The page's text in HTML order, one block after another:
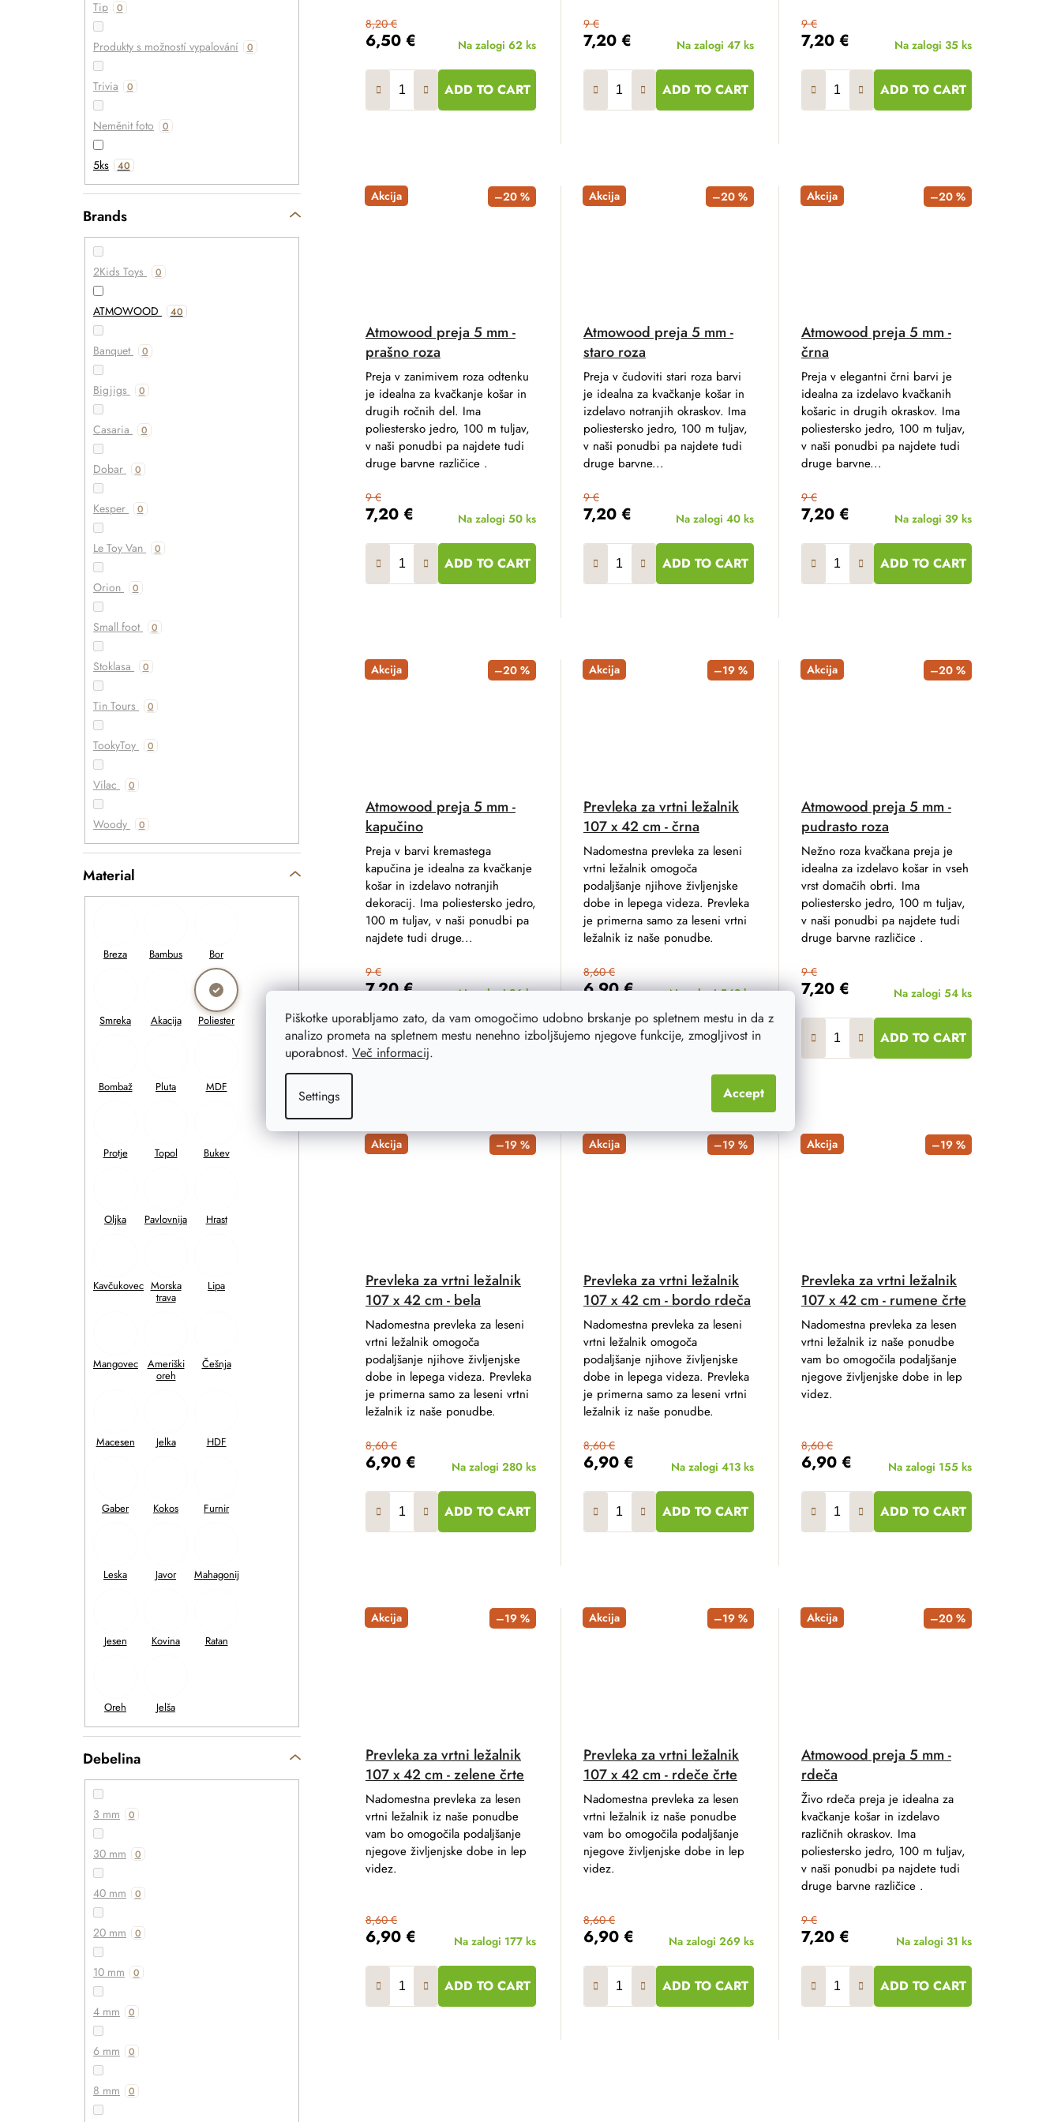
Piškotke uporabljamo zato, da vam omogočimo udobno brskanje po spletnem mestu in da z
analizo prometa na spletnem mestu nenehno izboljšujemo njegove funkcije, zmogljivost in
uporabnost. Več informacij.
Settings Accept
Tip 0
Produkty s možností vypalování 0
Trivia 0
Neměnit foto 0
5ks 40
Brands
2Kids Toys 0
ATMOWOOD 40
Banquet 0
Bigjigs 0
Casaria 0
Dobar 0
Kesper 0
Le Toy Van 0
Orion 0
Small foot 0
Stoklasa 0
Tin Tours 0
TookyToy 0
Vilac 0
Woody 0
Material
Debelina
3 mm 0
30 mm 0
40 mm 0
20 mm 0
10 mm 0
4 mm 0
6 mm 0
8 mm 0
6,50 €
8,20 €
Na zalogi 62 ks
ADD TO CART
7,20 €
9 €
Na zalogi 47 ks
ADD TO CART
7,20 €
9 €
Na zalogi 35 ks
ADD TO CART
Akcija –20 %
Atmowood preja 5 mm -
prašno roza
7,20 €
9 €
Na zalogi 50 ks
ADD TO CART
Preja v zanimivem roza odtenku
je idealna za kvačkanje košar in
drugih ročnih del. Ima
poliestersko jedro, 100 m tuljav,
v naši ponudbi pa najdete tudi
druge barvne različice .
Akcija –20 %
Atmowood preja 5 mm -
staro roza
7,20 €
9 €
Na zalogi 40 ks
ADD TO CART
Preja v čudoviti stari roza barvi
je idealna za kvačkanje košar in
izdelavo notranjih okraskov. Ima
poliestersko jedro, 100 m tuljav,
v naši ponudbi pa najdete tudi
druge barvne...
Akcija –20 %
Atmowood preja 5 mm -
črna
7,20 €
9 €
Na zalogi 39 ks
ADD TO CART
Preja v elegantni črni barvi je
idealna za izdelavo kvačkanih
košaric in drugih okraskov. Ima
poliestersko jedro, 100 m tuljav,
v naši ponudbi pa najdete tudi
druge barvne...
Akcija –20 %
Atmowood preja 5 mm -
kapučino
7,20 €
9 €
Na zalogi86 ks
ADD TO CART
Preja v barvi kremastega
kapučina je idealna za kvačkanje
košar in izdelavo notranjih
dekoracij. Ima poliestersko jedro,
100 m tuljav, v naši ponudbi pa
najdete tudi druge...
Akcija –19 %
Prevleka za vrtni ležalnik
107 x 42 cm - črna
6,90 €
8,60 €
Na zalogi548 ks
ADD TO CART
Nadomestna prevleka za leseni
vrtni ležalnik omogoča
podaljšanje njihove življenjske
dobe in lepega videza. Prevleka
je primerna samo za leseni vrtni
ležalnik iz naše ponudbe.
Akcija –20 %
Atmowood preja 5 mm -
pudrasto roza
7,20 €
9 €
Na zalogi 54 ks
ADD TO CART
Nežno roza kvačkana preja je
idealna za izdelavo košar in vseh
vrst domačih obrti. Ima
poliestersko jedro, 100 m tuljav,
v naši ponudbi pa najdete tudi
druge barvne različice .
Akcija –19 %
Prevleka za vrtni ležalnik
107 x 42 cm - bela
6,90 €
8,60 €
Na zalogi 280 ks
ADD TO CART
Nadomestna prevleka za leseni
vrtni ležalnik omogoča
podaljšanje njihove življenjske
dobe in lepega videza. Prevleka
je primerna samo za leseni vrtni
ležalnik iz naše ponudbe.
Akcija –19 %
Prevleka za vrtni ležalnik
107 x 42 cm - bordo rdeča
6,90 €
8,60 €
Na zalogi 413 ks
ADD TO CART
Nadomestna prevleka za leseni
vrtni ležalnik omogoča
podaljšanje njihove življenjske
dobe in lepega videza. Prevleka
je primerna samo za leseni vrtni
ležalnik iz naše ponudbe.
Akcija –19 %
Prevleka za vrtni ležalnik
107 x 42 cm - rumene črte
6,90 €
8,60 €
Na zalogi 155 ks
ADD TO CART
Nadomestna prevleka za lesen
vrtni ležalnik iz naše ponudbe
vam bo omogočila podaljšanje
njegove življenjske dobe in lep
videz.
Akcija –19 %
Prevleka za vrtni ležalnik
107 x 42 cm - zelene črte
6,90 €
8,60 €
Na zalogi 177 ks
ADD TO CART
Nadomestna prevleka za lesen
vrtni ležalnik iz naše ponudbe
vam bo omogočila podaljšanje
njegove življenjske dobe in lep
videz.
Akcija –19 %
Prevleka za vrtni ležalnik
107 x 42 cm - rdeče črte
6,90 €
8,60 €
Na zalogi 269 ks
ADD TO CART
Nadomestna prevleka za lesen
vrtni ležalnik iz naše ponudbe
vam bo omogočila podaljšanje
njegove življenjske dobe in lep
videz.
Akcija –20 %
Atmowood preja 5 mm -
rdeča
7,20 €
9 €
Na zalogi 31 ks
ADD TO CART
Živo rdeča preja je idealna za
kvačkanje košar in izdelavo
različnih okraskov. Ima
poliestersko jedro, 100 m tuljav,
v naši ponudbi pa najdete tudi
druge barvne različice .